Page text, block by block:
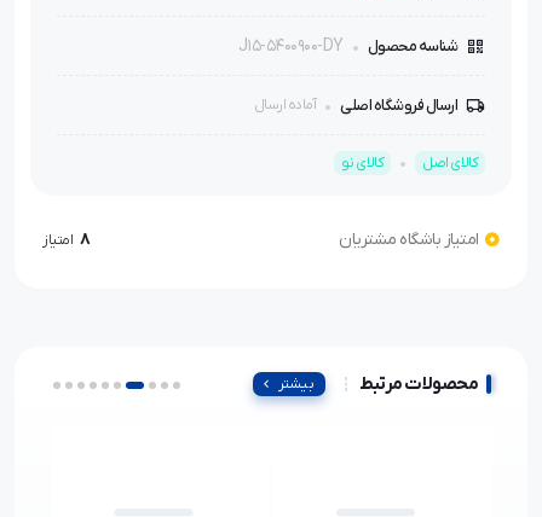
شناسه محصول J15-5400900-DY
ارسال فروشگاه اصلی آماده ارسال
کالای اصل کالای نو
امتیاز باشگاه مشتریان 8 امتیاز
محصولات مرتبط بیشتر